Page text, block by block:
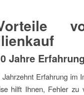
Jahre Erfahrung
Erfahrung im
hilft Ihnen, Fehler